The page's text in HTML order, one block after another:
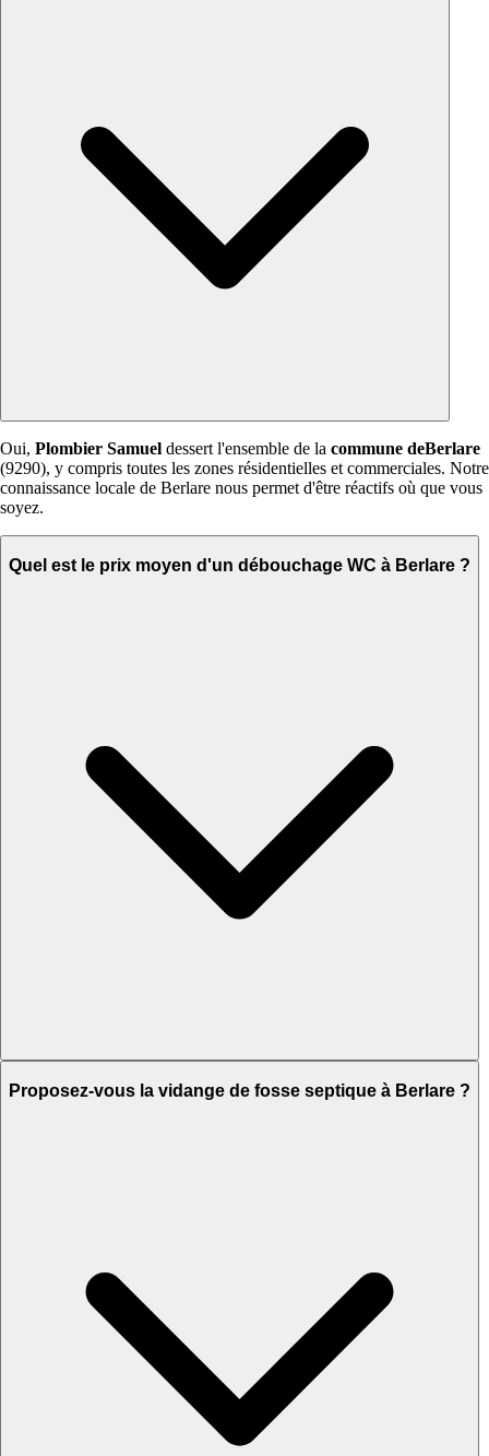
Oui, Plombier Samuel dessert l'ensemble de la commune deBerlare
(9290), y compris toutes les zones résidentielles et commerciales. Notre
connaissance locale de Berlare nous permet d'être réactifs où que vous
soyez.
Quel est le prix moyen d'un débouchage WC à Berlare ?
Proposez-vous la vidange de fosse septique à Berlare ?